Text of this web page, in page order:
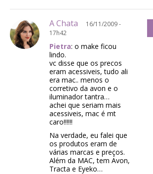
A Chata
16/11/2009 -
17h42
Pietra: o make ficou
lindo.
vc disse que os precos
eram acessiveis, tudo ali
era mac.. menos o
corretivo da avon e o
iluminador tantra…
achei que seriam mais
acessiveis, mac é mt
caro!!!!!!
Na verdade, eu falei que
os produtos eram de
várias marcas e preços.
Além da MAC, tem Avon,
Tracta e Eyeko…